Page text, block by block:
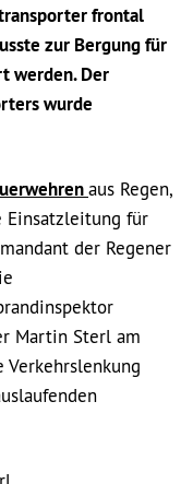
frontal
zur Bergung für
werden. Der
wurde
aus Regen,
Einsatzleitung für
der Regener
Martin Sterl am